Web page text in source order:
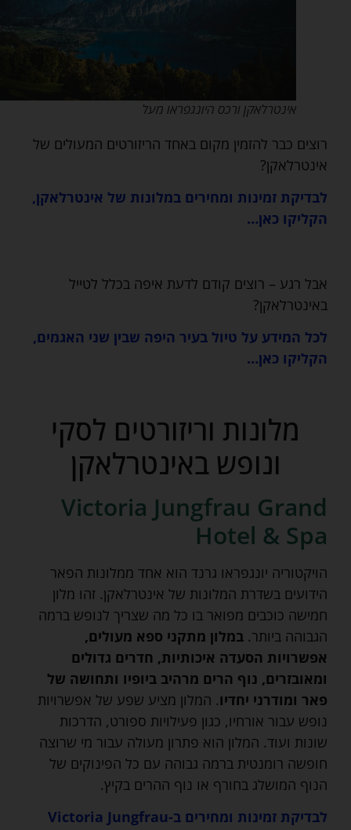
אינטרלאקן ורכס היונגפראו מעל
רוצים כבר להזמין מקום באחד הריזורטים המעולים של
אינטרלאקן?
לבדיקת זמינות ומחירים במלונות של אינטרלאקן,
הקליקו כאן…
אבל רגע – רוצים קודם לדעת איפה בכלל לטייל
באינטרלאקן?
לכל המידע על טיול בעיר היפה שבין שני האגמים,
הקליקו כאן…
מלונות וריזורטים לסקי
ונופש באינטרלאקן
Victoria Jungfrau Grand
Hotel & Spa
הויקטוריה יונגפראו גרנד הוא אחד ממלונות הפאר
הידועים בשדרת המלונות של אינטרלאקן. זהו מלון
חמישה כוכבים מפואר בו כל מה שצריך לנופש ברמה
הגבוהה ביותר.במלון מתקני ספא מעולים,
אפשרויות הסעדה איכותיות, חדרים גדולים
ומאובזרים, נוף הרים מרהיב ביופיו ותחושה של
פאר ומודרני יחדיו. המלון מציע שפע של אפשרויות
נופש עבור אורחיו, כגון פעילויות ספורט, הדרכות
שונות ועוד. המלון הוא פתרון מעולה עבור מי שרוצה
חופשה רומנטית ברמה גבוהה עם כל הפינוקים של
הנוף המושלג בחורף או נוף ההרים בקיץ.
לבדיקת זמינות ומחירים ב-Victoria Jungfrau